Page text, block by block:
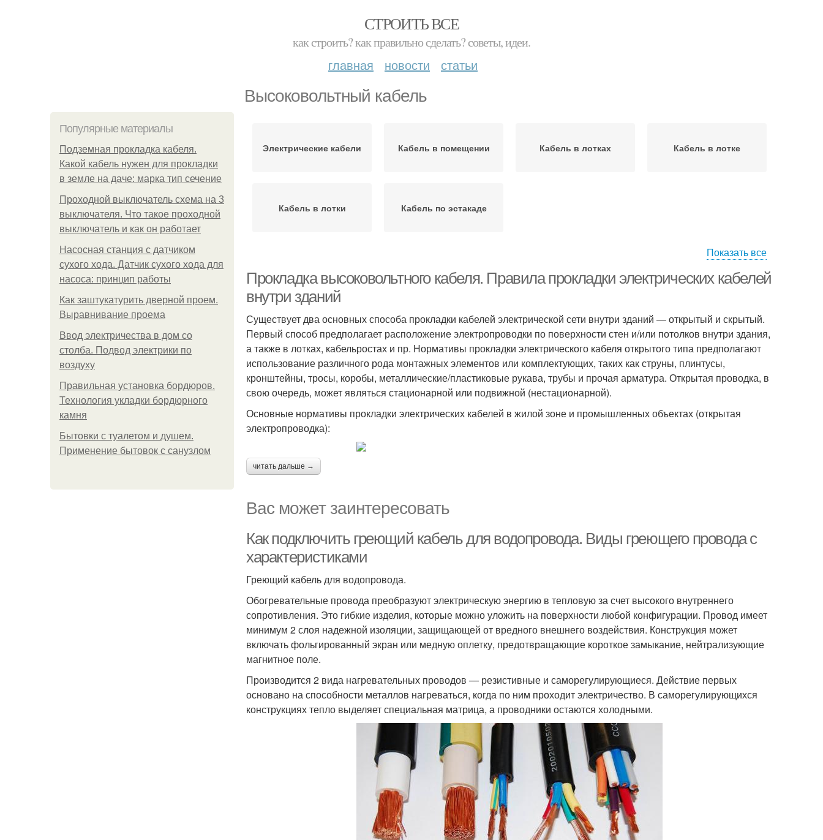
СТРОИТЬ ВСЕ
как строить? как правильно сделать? советы, идеи.
главная новости статьи
Высоковольтный кабель
Популярные материалы
Подземная прокладка кабеля.
Какой кабель нужен для прокладки
в земле на даче: марка тип сечение
Проходной выключатель схема на 3
выключателя. Что такое проходной
выключатель и как он работает
Насосная станция с датчиком
сухого хода. Датчик сухого хода для
насоса: принцип работы
Как заштукатурить дверной проем.
Выравнивание проема
Ввод электричества в дом со
столба. Подвод электрики по
воздуху
Правильная установка бордюров.
Технология укладки бордюрного
камня
Бытовки с туалетом и душем.
Применение бытовок с санузлом
Электрические кабели Кабель в помещении Кабель в лотках Кабель в лотке
Кабель в лотки Кабель по эстакаде
Показать все
Прокладка высоковольтного кабеля. Правила прокладки электрических кабелей
внутри зданий
Существует два основных способа прокладки кабелей электрической сети внутри зданий — открытый и скрытый.
Первый способ предполагает расположение электропроводки по поверхности стен и/или потолков внутри здания,
а также в лотках, кабельростах и пр. Нормативы прокладки электрического кабеля открытого типа предполагают
использование различного рода монтажных элементов или комплектующих, таких как струны, плинтусы,
кронштейны, тросы, коробы, металлические/пластиковые рукава, трубы и прочая арматура. Открытая проводка, в
свою очередь, может являться стационарной или подвижной (нестационарной).
Основные нормативы прокладки электрических кабелей в жилой зоне и промышленных объектах (открытая
электропроводка):
читать дальше →
Вас может заинтересовать
Как подключить греющий кабель для водопровода. Виды греющего провода с
характеристиками
Греющий кабель для водопровода.
Обогревательные провода преобразуют электрическую энергию в тепловую за счет высокого внутреннего
сопротивления. Это гибкие изделия, которые можно уложить на поверхности любой конфигурации. Провод имеет
минимум 2 слоя надежной изоляции, защищающей от вредного внешнего воздействия. Конструкция может
включать фольгированный экран или медную оплетку, предотвращающие короткое замыкание, нейтрализующие
магнитное поле.
Производится 2 вида нагревательных проводов — резистивные и саморегулирующиеся. Действие первых
основано на способности металлов нагреваться, когда по ним проходит электричество. В саморегулирующихся
конструкциях тепло выделяет специальная матрица, а проводники остаются холодными.